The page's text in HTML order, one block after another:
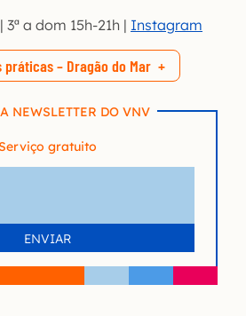
| 3ª a dom 15h-21h | Instagram
– Dragão do Mar
NEWSLETTER DO VNV
gratuito